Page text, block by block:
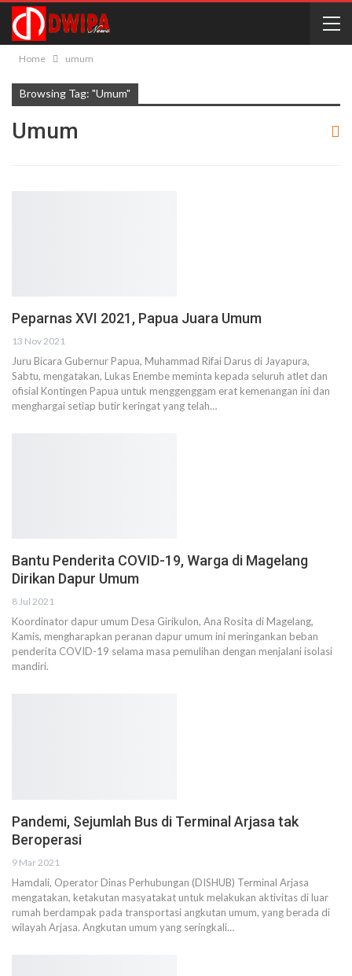
Home umum
Browsing Tag: "umum"
Umum
Peparnas XVI 2021, Papua Juara Umum
13 Nov 2021
Juru Bicara Gubernur Papua, Muhammad Rifai Darus di Jayapura,
Sabtu, mengatakan, Lukas Enembe meminta kepada seluruh atlet dan
ofisial Kontingen Papua untuk menggenggam erat kemenangan ini dan
menghargai setiap butir keringat yang telah…
Bantu Penderita COVID-19, Warga di Magelang
Dirikan Dapur Umum
8 Jul 2021
Koordinator dapur umum Desa Girikulon, Ana Rosita di Magelang,
Kamis, mengharapkan peranan dapur umum ini meringankan beban
penderita COVID-19 selama masa pemulihan dengan menjalani isolasi
mandiri.
Pandemi, Sejumlah Bus di Terminal Arjasa tak
Beroperasi
9 Mar 2021
Hamdali, Operator Dinas Perhubungan (DISHUB) Terminal Arjasa
mengatakan, ketakutan masyatakat untuk melakukan aktivitas di luar
rumah berdampak pada transportasi angkutan umum, yang berada di
wilayah Arjasa. Angkutan umum yang seringkali…